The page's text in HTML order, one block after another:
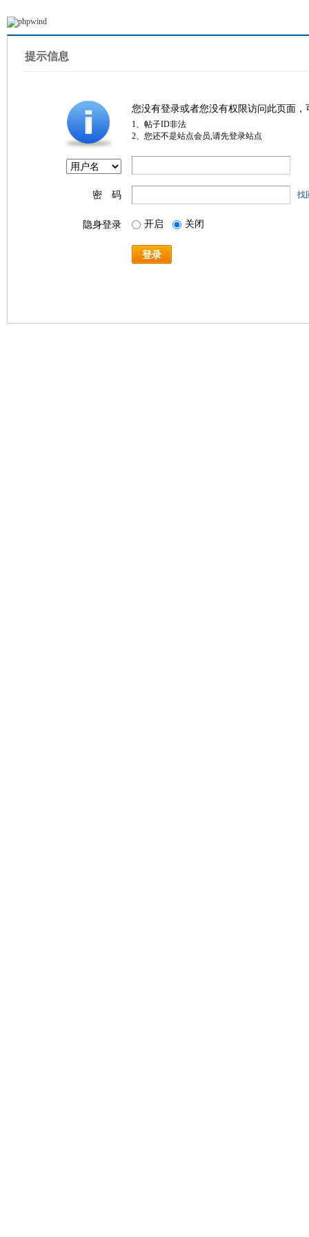
提示信息
您没有登录或者您没有权限访问此页面
1、帖子ID非法
2、您还不是站点会员,请先登录站点
密 码 找
隐身登录 开启 关闭
登录